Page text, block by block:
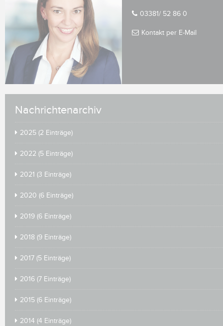
03381/ 52 86 0
Kontakt per E-Mail
Nachrichtenarchiv
2025 (2 Einträge)
2022 (5 Einträge)
2021 (3 Einträge)
2020 (6 Einträge)
2019 (6 Einträge)
2018 (9 Einträge)
2017 (5 Einträge)
2016 (7 Einträge)
2015 (6 Einträge)
2014 (4 Einträge)